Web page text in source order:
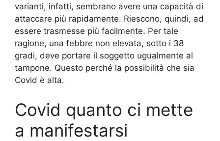
varianti, infatti, sembrano avere una capacità di
attaccare più rapidamente. Riescono, quindi, ad
essere trasmesse più facilmente. Per tale
ragione, una febbre non elevata, sotto i 38
gradi, deve portare il soggetto ugualmente al
tampone. Questo perché la possibilità che sia
Covid è alta.
Covid quanto ci mette
a manifestarsi